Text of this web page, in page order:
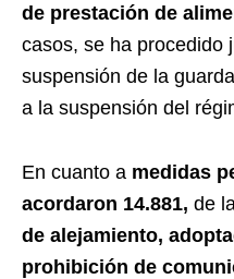
de prestación de
casos, se ha procedido
suspensión de la
a la suspensión del
En cuanto a medidas
acordaron 14.881, de
de alejamiento,
prohibición de